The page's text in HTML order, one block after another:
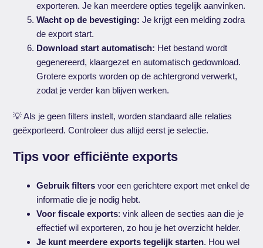
exporteren. Je kan meerdere opties tegelijk aanvinken.
Wacht op de bevestiging:Je krijgt een melding zodra
de export start.
Download start automatisch: Het bestand wordt
gegenereerd, klaargezet en automatisch gedownload.
Grotere exports worden op de achtergrond verwerkt,
zodat je verder kan blijven werken.
💡 Als je geen filters instelt, worden standaard alle relaties
geëxporteerd. Controleer dus altijd eerst je selectie.
Tips voor efficiënte exports
Gebruik filters voor een gerichtere export met enkel de
informatie die je nodig hebt.
Voor fiscale exports: vink alleen de secties aan die je
effectief wil exporteren, zo hou je het overzicht helder.
Je kunt meerdere exports tegelijk starten. Hou wel